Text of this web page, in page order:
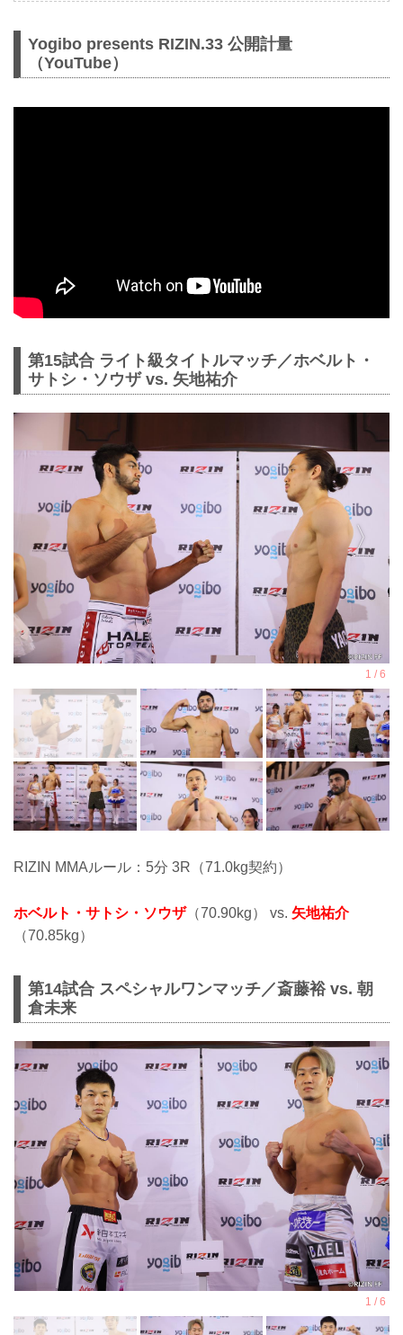
Yogibo presents RIZIN.33 公開計量
（YouTube）
第15試合 ライト級タイトルマッチ／ホベルト・
サトシ・ソウザ vs. 矢地祐介
RIZIN MMAルール：5分 3R（71.0kg契約）
ホベルト・サトシ・ソウザ（70.90kg） vs. 矢地祐介
（70.85kg）
第14試合 スペシャルワンマッチ／斎藤裕 vs. 朝
倉未来